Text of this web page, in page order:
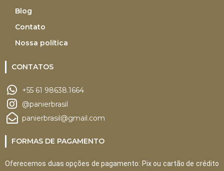
Blog
Contato
Nossa política
CONTATOS
+55 61 98638.1664
@panierbrasil
panierbrasil@gmail.com
FORMAS DE PAGAMENTO
Oferecemos duas opções de pagamento: Pix ou cartão de crédito